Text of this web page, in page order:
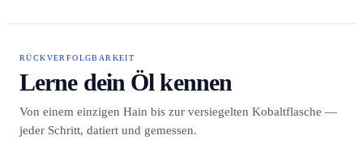
RÜCKVERFOLGBARKEIT
Lerne dein Öl kennen
Von einem einzigen Hain bis zur versiegelten Kobaltflasche —
jeder Schritt, datiert und gemessen.